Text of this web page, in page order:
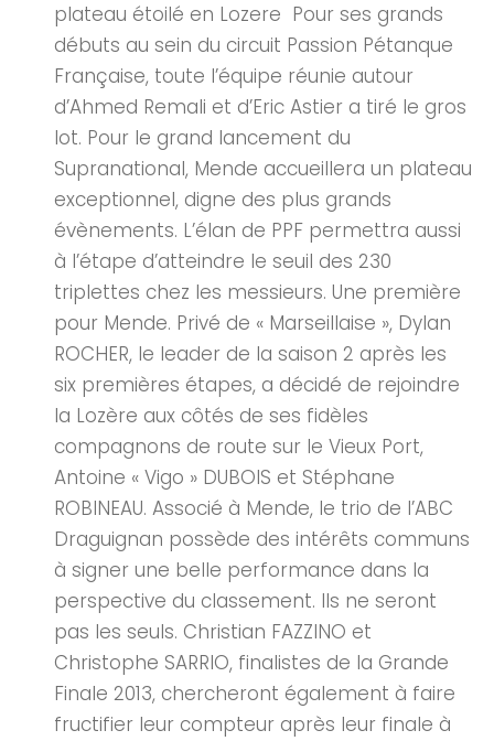
plateau étoilé en Lozere Pour ses grands
débuts au sein du circuit Passion Pétanque
Française, toute l’équipe réunie autour
d’Ahmed Remali et d’Eric Astier a tiré le gros
lot. Pour le grand lancement du
Supranational, Mende accueillera un plateau
exceptionnel, digne des plus grands
évènements. L’élan de PPF permettra aussi
à l’étape d’atteindre le seuil des 230
triplettes chez les messieurs. Une première
pour Mende. Privé de « Marseillaise », Dylan
ROCHER, le leader de la saison 2 après les
six premières étapes, a décidé de rejoindre
la Lozère aux côtés de ses fidèles
compagnons de route sur le Vieux Port,
Antoine « Vigo » DUBOIS et Stéphane
ROBINEAU. Associé à Mende, le trio de l’ABC
Draguignan possède des intérêts communs
à signer une belle performance dans la
perspective du classement. Ils ne seront
pas les seuls. Christian FAZZINO et
Christophe SARRIO, finalistes de la Grande
Finale 2013, chercheront également à faire
fructifier leur compteur après leur finale à